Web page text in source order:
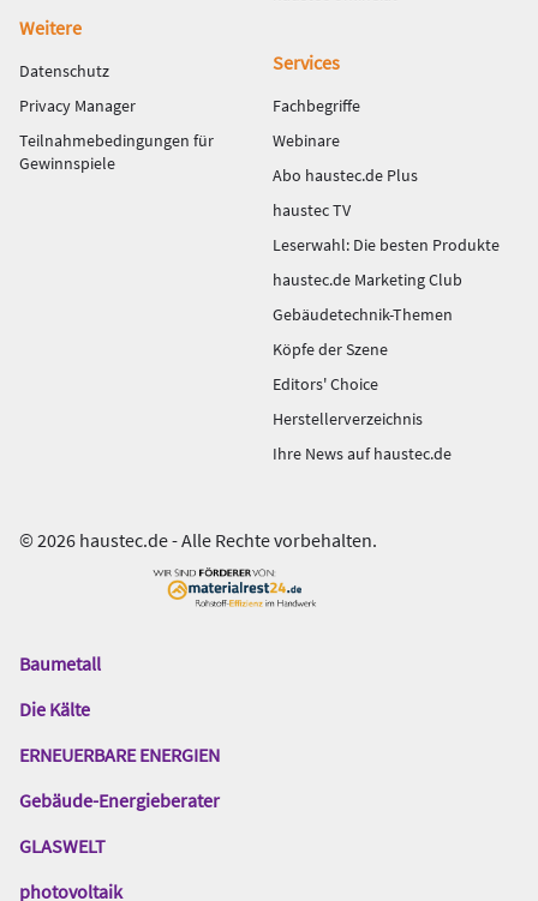
Weitere
Datenschutz
Privacy Manager
Teilnahmebedingungen für
Gewinnspiele
Services
Fachbegriffe
Webinare
Abo haustec.de Plus
haustec TV
Leserwahl: Die besten Produkte
haustec.de Marketing Club
Gebäudetechnik-Themen
Köpfe der Szene
Editors' Choice
Herstellerverzeichnis
Ihre News auf haustec.de
© 2026 haustec.de - Alle Rechte vorbehalten.
Das
Gentner
Baumetall
Die Kälte
ERNEUERBARE ENERGIEN
Gebäude-Energieberater
GLASWELT
photovoltaik